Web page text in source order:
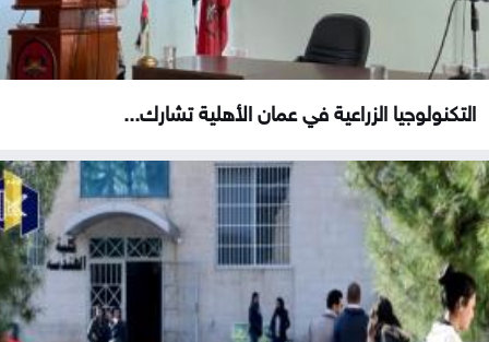
التكنولوجيا الزراعية في عمان الأهلية تشارك...